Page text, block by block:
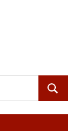
ПОИСК